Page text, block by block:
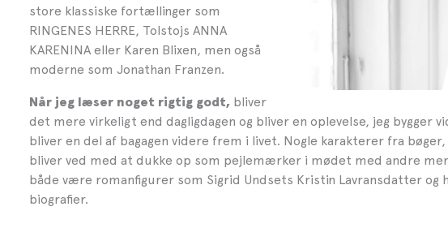
store klassiske fortællinger som
RINGENES HERRE, Tolstojs ANNA
KARENINA eller Karen Blixen, men også
moderne som Jonathan Franzen.
Når jeg læser noget rigtig godt,bliver
det mere virkeligt end dagligdagen og bliver en oplevelse, jeg bygger
bliver en del af bagagen videre frem i livet. Nogle karakterer fra
bliver ved med at dukke op som pejlemærker i mødet med andre
både være romanfigurer som Sigrid Undsets Kristin Lavransdatter og
biografier.